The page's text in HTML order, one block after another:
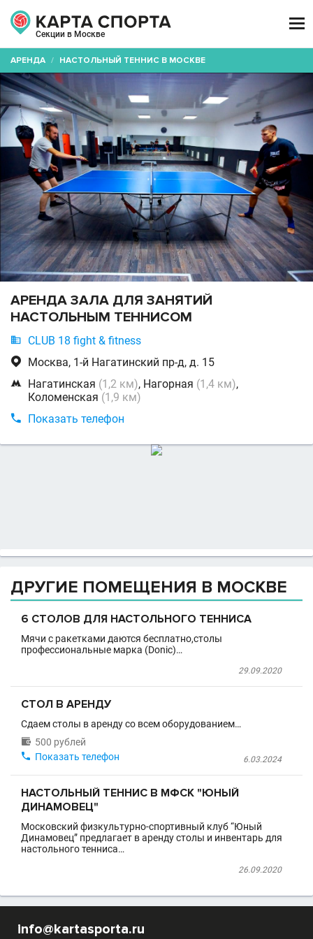
Секции в Москве

АРЕНДА / НАСТОЛЬНЫЙ ТЕННИС В МОСКВЕ
АРЕНДА ЗАЛА ДЛЯ ЗАНЯТИЙ
НАСТОЛЬНЫМ ТЕННИСОМ
 CLUB 18 fight & fitness
 Москва, 1-й Нагатинский пр-д, д. 15
 Нагатинская (1,2 км), Нагорная (1,4 км),
Коломенская (1,9 км)
 Показать телефон
ДРУГИЕ ПОМЕЩЕНИЯ В МОСКВЕ
6 СТОЛОВ ДЛЯ НАСТОЛЬНОГО ТЕННИСА
Мячи с ракетками даются бесплатно,столы
профессиональные марка (Donic)…
29.09.2020
СТОЛ В АРЕНДУ
Сдаем столы в аренду со всем оборудованием…
 500 рублей
6.03.2024
 Показать телефон
НАСТОЛЬНЫЙ ТЕННИС В МФСК "ЮНЫЙ
ДИНАМОВЕЦ"
Московский физкультурно-спортивный клуб “Юный
Динамовец” предлагает в аренду столы и инвентарь для
настольного тенниса…
26.09.2020
info@kartasporta.ru